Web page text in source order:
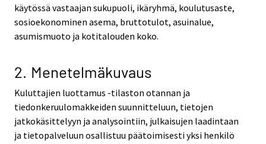
käytössä vastaajan sukupuoli, ikäryhmä, koulutusaste,
sosioekonominen asema, bruttotulot, asuinalue,
asumismuoto ja kotitalouden koko.
2. Menetelmäkuvaus
Kuluttajien luottamus -tilaston otannan ja
tiedonkeruulomakkeiden suunnitteluun, tietojen
jatkokäsittelyyn ja analysointiin, julkaisujen laadintaan
ja tietopalveluun osallistuu päätoimisesti yksi henkilö